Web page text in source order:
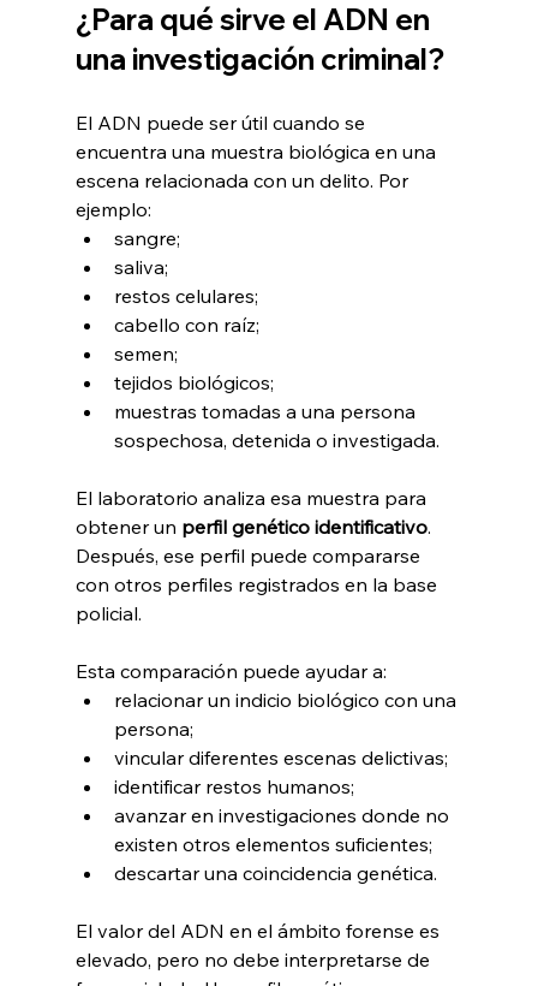
¿Para qué sirve el ADN en
una investigación criminal?
El ADN puede ser útil cuando se
encuentra una muestra biológica en una
escena relacionada con un delito. Por
ejemplo:
sangre;
saliva;
restos celulares;
cabello con raíz;
semen;
tejidos biológicos;
muestras tomadas a una persona
sospechosa, detenida o investigada.
El laboratorio analiza esa muestra para
obtener un perfil genético identificativo.
Después, ese perfil puede compararse
con otros perfiles registrados en la base
policial.
Esta comparación puede ayudar a:
relacionar un indicio biológico con una
persona;
vincular diferentes escenas delictivas;
identificar restos humanos;
avanzar en investigaciones donde no
existen otros elementos suficientes;
descartar una coincidencia genética.
El valor del ADN en el ámbito forense es
elevado, pero no debe interpretarse de